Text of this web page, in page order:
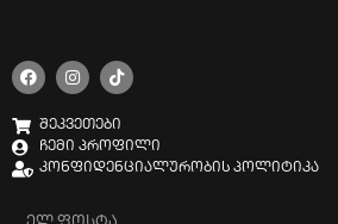
შეკვეთები
ჩემი პროფილი
კონფიდენციალურობის პოლიტიკა